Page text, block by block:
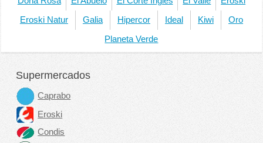
Eroski Natur Galia Hipercor Ideal Kiwi Oro
Planeta Verde
Supermercados
Caprabo
Eroski
Condis